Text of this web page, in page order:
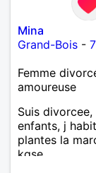
Mina
Grand-Bois -
Femme
amoureuse
Suis
enfants, j
plantes la
kgse